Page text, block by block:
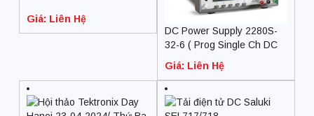
Giá: Liên Hệ
DC Power Supply 2280S-
32-6 ( Prog Single Ch DC
Giá: Liên Hệ